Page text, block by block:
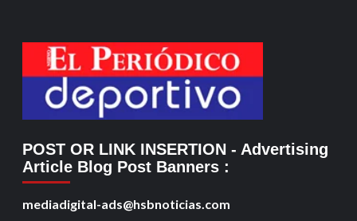
POST OR LINK INSERTION - Advertising
Article Blog Post Banners :
mediadigital-ads@hsbnoticias.com